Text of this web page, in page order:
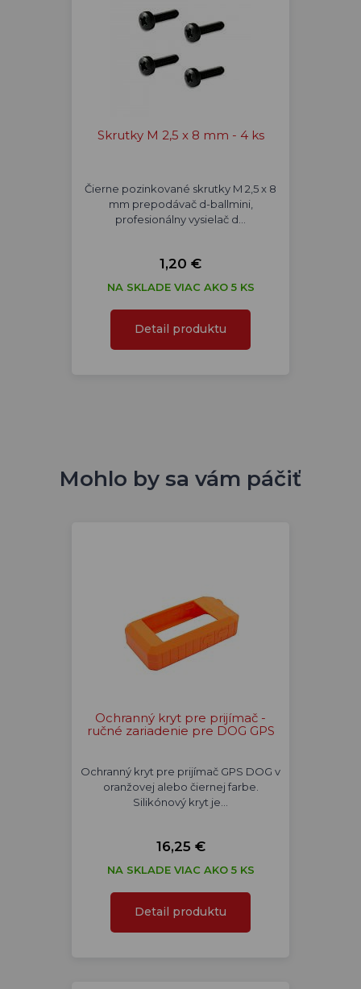
Skrutky M 2,5 x 8 mm - 4 ks
Čierne pozinkované skrutky M 2,5 x 8
mm prepodávač d-ballmini,
profesionálny vysielač d…
1,20 €
NA SKLADE VIAC AKO 5 KS
Detail produktu
Mohlo by sa vám páčiť
Ochranný kryt pre prijímač -
ručné zariadenie pre DOG GPS
Ochranný kryt pre prijímač GPS DOG v
oranžovej alebo čiernej farbe.
Silikónový kryt je…
16,25 €
NA SKLADE VIAC AKO 5 KS
Detail produktu